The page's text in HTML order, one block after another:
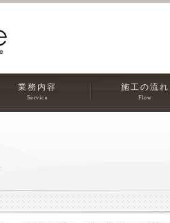
業務内容
Service
施工の流れ
Flow